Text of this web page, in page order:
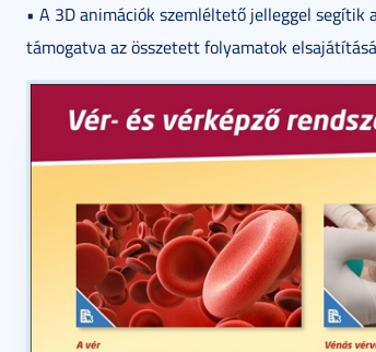
• A 3D animációk szemléltető jelleggel
támogatva az összetett folyamatok